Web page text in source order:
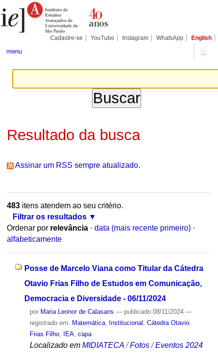
para
conteúdo.
Pessoais
Cadastre-se YouTube Instagram WhatsApp English
menu
Resultado da busca
Assinar um RSS sempre atualizado.
483itens atendem ao seu critério.
Filtrar os resultados
Ordenar por relevância · data (mais recente primeiro) ·
alfabeticamente
Posse de Marcelo Viana como Titular da Cátedra
Otavio Frias Filho de Estudos em Comunicação,
Democracia e Diversidade - 06/11/2024
por Maria Leonor de Calasans — publicado08/11/2024 —
registrado em: Matemática, Institucional
Cátedra Otavio
Frias Filho, IEA, capa
Localizado em MIDIATECA /Fotos /Eventos 2024